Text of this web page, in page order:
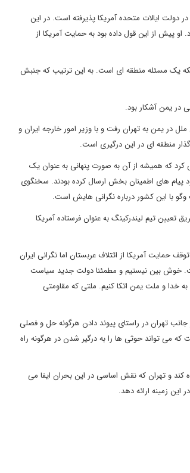
دولت ایالات متحده آمریکا پذیرفته است. در این
پیش از این قول داده بود به حمایت آمریکا از
یک مسئله منطقه ای است. به این ترتیب که جنبش
در یمن آشکار بود.
یمن به تهران رفت و با وزیر امور خارجه ایران و
منطقه ای در این درگیری است.
که همیشه از آن به صورت پنهانی به عنوان یک
پیام های اطمینان بخش ارسال کرده بودند. سخنگوی
وگو با این کشور درباره نگرانی هایش است.
تیم لیندرکینگ به عنوان فرستاده آمریکا
آمریکا از ائتلاف عربستان اما نگرانی ایران
5 فوریه گفت آمریکا شیطان بزرگ است. خوش بین نیستیم و مطمئنا دولت جدید سیاست
خدا و ملت یمن اتکا کنیم. ملتی که مقاومتی
تهران در راستای پیوند دادن هرگونه حل و فصلی
که می تواند حوثی ها را به درگیر شدن در هرگونه راه
کند و تهران که نقش اساسی در این بحران ایفا می
این زمینه ارائه دهد.